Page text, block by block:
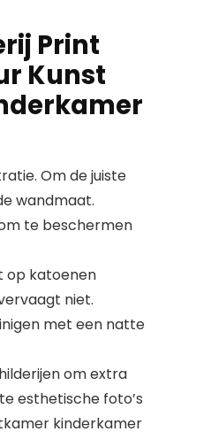
Print
Kunst
Om de juiste
wandmaat.
te beschermen
op katoenen
niet.
met een natte
om extra
esthetische foto’s
kinderkamer